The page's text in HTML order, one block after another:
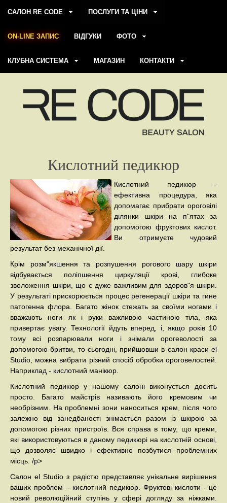
САЛОН RE CODE ПОСЛУГИ ТА ЦІНИ
ON-LINE ЗАПИС ВІДГУКИ ФОТО
КЛУБНА СИСТЕМА МАГАЗИН КОНТАКТИ
Кислотний педикюр
Кислотний педикюр -
ефективна процедура, яка
допомагає прибрати ороговілі
ділянки шкіри на п"ятах за
допомогою фруктових кислот.
Ви отримуєте чудовий
результат без механічної дії.
Крім розм"якшення та розпушення рогового шару шкіри
відбувається поліпшення циркуляції крові, глибоке
зволоження шкіри, що є дуже важливим для здоров"я шкіри.
У результаті прискорюється процес регенерації шкіри та гине
патогенна флора. Багато жінок стежать за своїми ногами і
вважають ноги як і руки важливою частиною тіла, яка
привертає увагу. Технології йдуть вперед, і, якщо років 10
тому всі розпарювали ноги і знімали орогеволості за
допомогою бритви, то сьогодні, прийшовши в салон краси el
Studio, можна вибрати різний спосіб обробки ороговелостей.
Наприклад - кислотний манікюр.
Кислотний педикюр у нашому салоні виконується досить
просто. Багато майстрів називають його кремовим чи
необрізним. На проблемні зони наноситься крем, після чого
залежно від занедбаності знімається разом із шкірою за
допомогою різних пристроїв. Вся справа в тому, що креми,
які використовуються в даному педикюрі на кислотній основі,
що дозволяє швидко і ефективно позбутися проблемних
місць. /p>
Салон el Studio з радістю представляє унікальне вирішення
ваших проблем – кислотний педикюр. Фруктові кислоти - це
новий революційний ступінь у сфері догляду за ніжками.